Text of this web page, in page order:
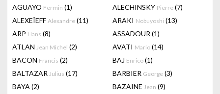
AGUAYO Fermin (1) ALECHINSKY Pierre (7)
ALEXEÏEFF Alexandre (11) ARAKI Nobuyoshi (13)
ARP Hans (8) ASSADOUR (1)
ATLAN Jean Michel (2) AVATI Mario (14)
BACON Francis (2) BAJ Enrico (1)
BALTAZAR Julius (17) BARBIER George (3)
BAYA (2) BAZAINE Jean (9)